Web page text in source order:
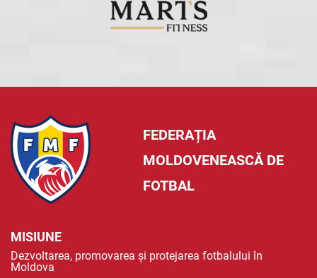
FEDERAȚIA
MOLDOVENEASCĂ DE
FOTBAL
MISIUNE
Dezvoltarea, promovarea și protejarea fotbalului în
Moldova